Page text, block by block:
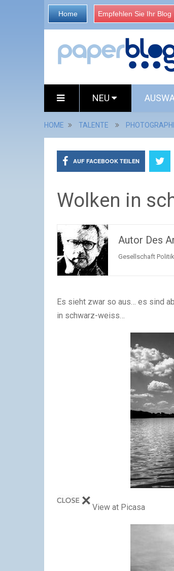
Home Empfehlen Sie Ihr Blog
NEU
HOME TALENTE
AUF FACEBOOK TEILEN
Wolken in
Autor Des
Gesellschaft
Es sieht zwar so aus… es sind
in schwarz-weiss…
View at Picasa